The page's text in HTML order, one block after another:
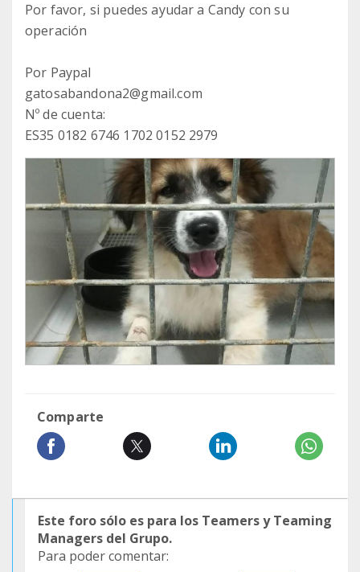
Por favor, si puedes ayudar a Candy con su
operación
Por Paypal
gatosabandona2@gmail.com
Nº de cuenta:
ES35 0182 6746 1702 0152 2979
Comparte
Este foro sólo es para los Teamers y Teaming
Managers del Grupo.
Para poder comentar: